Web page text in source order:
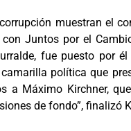
muestran el
Juntos por el
fue puesto por
política que
a Máximo Kirchner,
de fondo”, finalizó